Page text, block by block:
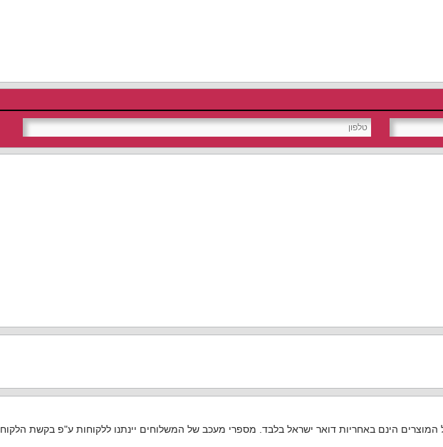
הינם באחריות דואר ישראל בלבד. מספרי מעכב של המשלוחים יינתנו ללקוחות ע"פ בקשת הלקוח.